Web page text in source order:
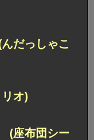
だっしゃこ
オ)
(座布団シー